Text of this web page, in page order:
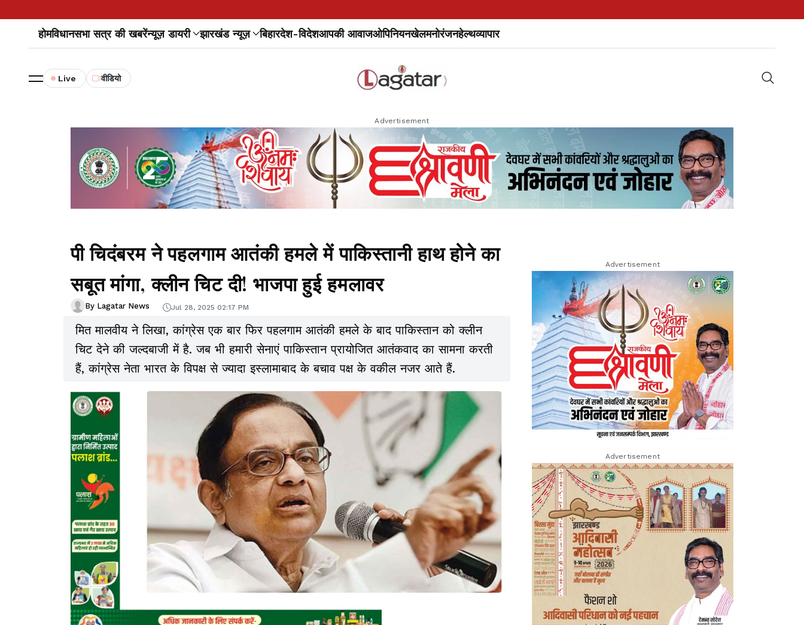
होमविधानसभा सत्र की खबरेंन्यूज़ डायरी झारखंड न्यूज़ बिहारदेश-विदेशआपकी आवाजओपिनियनखेलमनोरंजनहेल्थव्यापार
Live वीडियो
Advertisement
पी चिदंबरम ने पहलगाम आतंकी हमले में पाकिस्तानी हाथ होने का
सबूत मांगा, क्लीन चिट दी! भाजपा हुई हमलावर
By Lagatar News Jul 28, 2025 02:17 PM
मित मालवीय ने लिखा, कांग्रेस एक बार फिर पहलगाम आतंकी हमले के बाद पाकिस्तान को क्लीन
चिट देने की जल्दबाजी में है. जब भी हमारी सेनाएं पाकिस्तान प्रायोजित आतंकवाद का सामना करती
हैं, कांग्रेस नेता भारत के विपक्ष से ज्यादा इस्लामाबाद के बचाव पक्ष के वकील नजर आते हैं.
Advertisement
Advertisement